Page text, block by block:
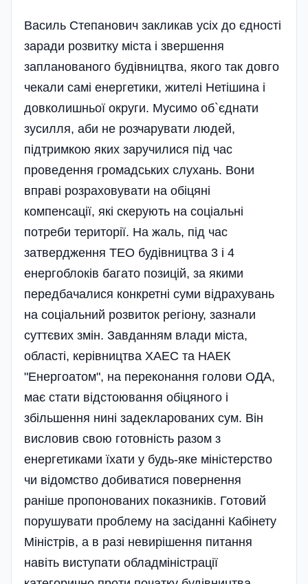
Василь Степанович закликав усіх до єдності
заради розвитку міста і звершення
запланованого будівництва, якого так довго
чекали самі енергетики, жителі Нетішина і
довколишньої округи. Мусимо об`єднати
зусилля, аби не розчарувати людей,
підтримкою яких заручилися під час
проведення громадських слухань. Вони
вправі розраховувати на обіцяні
компенсації, які скерують на соціальні
потреби території. На жаль, під час
затвердження ТЕО будівництва 3 і 4
енергоблоків багато позицій, за якими
передбачалися конкретні суми відрахувань
на соці­альний розвиток регіону, зазнали
суттєвих змін. Завданням влади міста,
області, керівництва ХАЕС та НАЕК
"Енергоатом", на переконання голови ОДА,
має стати відстоювання обіцяного і
збільшення нині задекларованих сум. Він
висловив свою готовність разом з
енергетиками їхати у будь-яке міністерство
чи відомство добиватися повернення
раніше пропонованих показників. Готовий
порушувати проблему на засіданні Кабінету
Міністрів, а в разі невирі­шення питання
навіть виступати обладміністрації